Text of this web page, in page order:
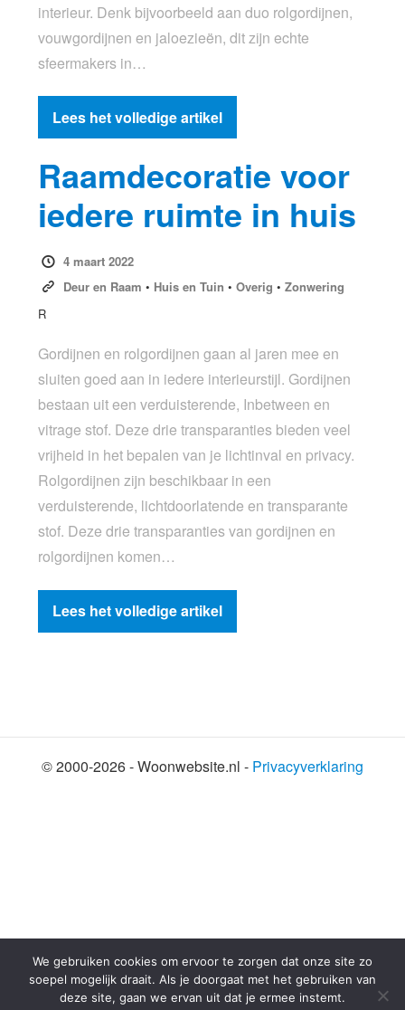
interieur. Denk bijvoorbeeld aan duo rolgordijnen,
vouwgordijnen en jaloezieën, dit zijn echte
sfeermakers in…
Lees het volledige artikel
Raamdecoratie voor
iedere ruimte in huis
4 maart 2022
Deur en Raam • Huis en Tuin • Overig • Zonwering
R
Gordijnen en rolgordijnen gaan al jaren mee en
sluiten goed aan in iedere interieurstijl. Gordijnen
bestaan uit een verduisterende, Inbetween en
vitrage stof. Deze drie transparanties bieden veel
vrijheid in het bepalen van je lichtinval en privacy.
Rolgordijnen zijn beschikbaar in een
verduisterende, lichtdoorlatende en transparante
stof. Deze drie transparanties van gordijnen en
rolgordijnen komen…
Lees het volledige artikel
© 2000-2026 - Woonwebsite.nl - Privacyverklaring
We gebruiken cookies om ervoor te zorgen dat onze site zo
soepel mogelijk draait. Als je doorgaat met het gebruiken van
deze site, gaan we ervan uit dat je ermee instemt.